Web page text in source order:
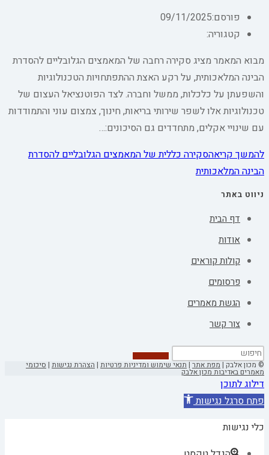
פורסם:09/11/2025
קטגוריה:
מבוא המאמר מציג סקירה רחבה של המאמצים הגלובליים להסדרת
הבינה המלאכותית, על רקע האצת ההתפתחויות הטכנולוגיות
והשפעתן על כלכלות, ממשל וחברה. לצד הפוטנציאל העצום של
טכנולוגיות אלו לשפר שירותי בריאות, חינוך, צמצום עוני והתמודדות
עם שינויי אקלים, מתחדדים גם הסיכונים:…
להמשך קריאהסקירה כללית של המאמצים הגלובליים להסדרת
הבינה המלאכותית
ניווט באתר
דף הבית
אודות
קולות קוראים
פרסומים
הגשת מאמרים
צור קשר
© מכון אלבק |מפת אתר|תנאי שימוש ומדיניות פרטיות | הצהרת נגישות | סיכומי
מאמרים באדיבות מכון אלבק
דילוג לתוכן
פתח סרגל נגישות
כלי נגישות